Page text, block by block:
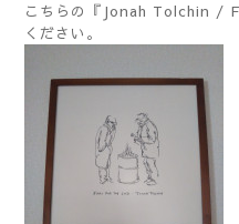
こちら の『Jonah Tolchin /
ください。